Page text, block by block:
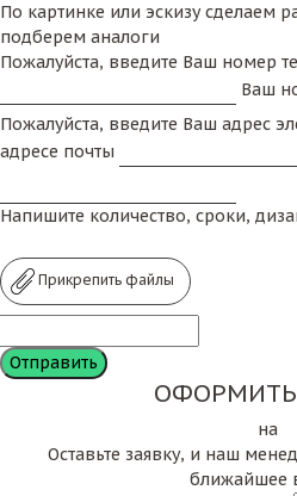
По картинке или эскизу сделаем
подберем аналоги
Пожалуйста, введите Ваш номер
Ваш
Пожалуйста, введите Ваш адрес
адресе почты
Напишите количество, сроки,
Прикрепить файлы
ОФОРМИТЬ
на
Оставьте заявку, и наш
ближайшее